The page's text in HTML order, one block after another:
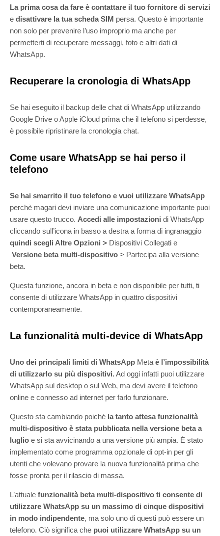
La prima cosa da fare è contattare il tuo fornitore di servizi
e disattivare la tua scheda SIM persa. Questo è importante
non solo per prevenire l’uso improprio ma anche per
permetterti di recuperare messaggi, foto e altri dati di
WhatsApp.
Recuperare la cronologia di WhatsApp
Se hai eseguito il backup delle chat di WhatsApp utilizzando
Google Drive o Apple iCloud prima che il telefono si perdesse,
è possibile ripristinare la cronologia chat.
Come usare WhatsApp se hai perso il
telefono
Se hai smarrito il tuo telefono e vuoi utilizzare WhatsApp
perchè magari devi inviare una comunicazione importante puoi
usare questo trucco. Accedi alle impostazioni di WhatsApp
cliccando sull’icona in basso a destra a forma di ingranaggio
quindi scegli Altre Opzioni > Dispositivi Collegati e
Versione beta multi-dispositivo > Partecipa alla versione
beta.
Questa funzione, ancora in beta e non disponibile per tutti, ti
consente di utilizzare WhatsApp in quattro dispositivi
contemporaneamente.
La funzionalità multi-device di WhatsApp
Uno dei principali limiti di WhatsApp Meta è l’impossibilità
di utilizzarlo su più dispositivi.Ad oggi infatti puoi utilizzare
WhatsApp sul desktop o sul Web, ma devi avere il telefono
online e connesso ad internet per farlo funzionare.
Questo sta cambiando poiché la tanto attesa funzionalità
multi-dispositivo è stata pubblicata nella versione beta a
luglio e si sta avvicinando a una versione più ampia. È stato
implementato come programma opzionale di opt-in per gli
utenti che volevano provare la nuova funzionalità prima che
fosse pronta per il rilascio di massa.
L’attuale funzionalità beta multi-dispositivo ti consente di
utilizzare WhatsApp su un massimo di cinque dispositivi
in modo indipendente, ma solo uno di questi può essere un
telefono. Ciò significa che puoi utilizzare WhatsApp su un